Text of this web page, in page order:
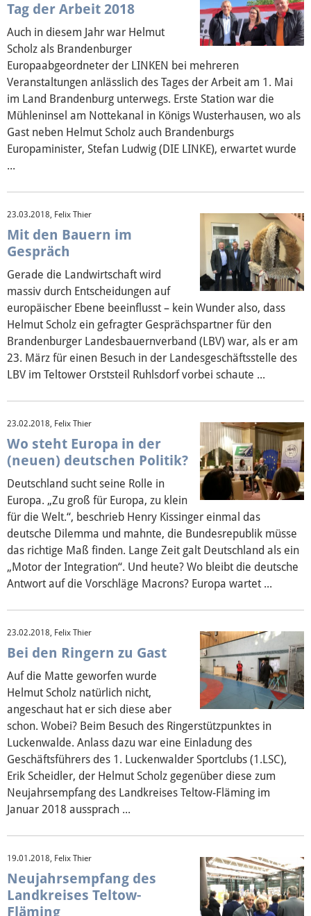
Tag der Arbeit 2018
Auch in diesem Jahr war Helmut
Scholz als Brandenburger
Europaabgeordneter der LINKEN bei mehreren
Veranstaltungen anlässlich des Tages der Arbeit am 1. Mai
im Land Brandenburg unterwegs. Erste Station war die
Mühleninsel am Nottekanal in Königs Wusterhausen, wo als
Gast neben Helmut Scholz auch Brandenburgs
Europaminister, Stefan Ludwig (DIE LINKE), erwartet wurde
...
23.03.2018, Felix Thier
Mit den Bauern im
Gespräch
Gerade die Landwirtschaft wird
massiv durch Entscheidungen auf
europäischer Ebene beeinflusst – kein Wunder also, dass
Helmut Scholz ein gefragter Gesprächspartner für den
Brandenburger Landesbauernverband (LBV) war, als er am
23. März für einen Besuch in der Landesgeschäftsstelle des
LBV im Teltower Orststeil Ruhlsdorf vorbei schaute ...
23.02.2018, Felix Thier
Wo steht Europa in der
(neuen) deutschen Politik?
Deutschland sucht seine Rolle in
Europa. „Zu groß für Europa, zu klein
für die Welt.“, beschrieb Henry Kissinger einmal das
deutsche Dilemma und mahnte, die Bundesrepublik müsse
das richtige Maß finden. Lange Zeit galt Deutschland als ein
„Motor der Integration“. Und heute? Wo bleibt die deutsche
Antwort auf die Vorschläge Macrons? Europa wartet ...
23.02.2018, Felix Thier
Bei den Ringern zu Gast
Auf die Matte geworfen wurde
Helmut Scholz natürlich nicht,
angeschaut hat er sich diese aber
schon. Wobei? Beim Besuch des Ringerstützpunktes in
Luckenwalde. Anlass dazu war eine Einladung des
Geschäftsführers des 1. Luckenwalder Sportclubs (1.LSC),
Erik Scheidler, der Helmut Scholz gegenüber diese zum
Neujahrsempfang des Landkreises Teltow-Fläming im
Januar 2018 aussprach ...
19.01.2018, Felix Thier
Neujahrsempfang des
Landkreises Teltow-
Fläming